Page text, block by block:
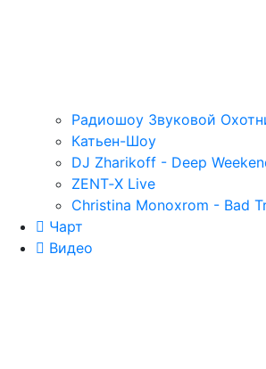
Радиошоу Звуковой
Катьен-Шоу
DJ Zharikoff - Deep
ZENT‑X Live
Christina Monoxrom - Bad
Чарт
Видео